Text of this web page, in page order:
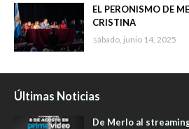
EL PERONISMO DE
CRISTINA
sábado, junio 14, 2025
Últimas Noticias
De Merlo al